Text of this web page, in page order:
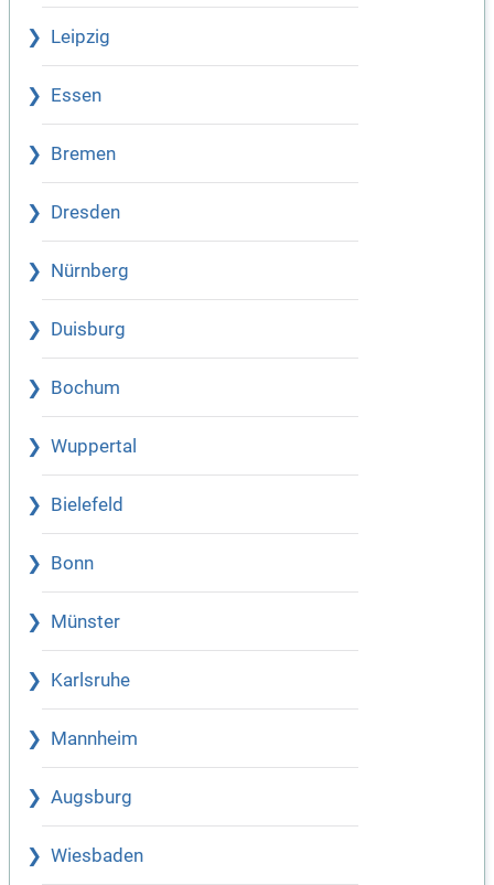
Leipzig
Essen
Bremen
Dresden
Nürnberg
Duisburg
Bochum
Wuppertal
Bielefeld
Bonn
Münster
Karlsruhe
Mannheim
Augsburg
Wiesbaden